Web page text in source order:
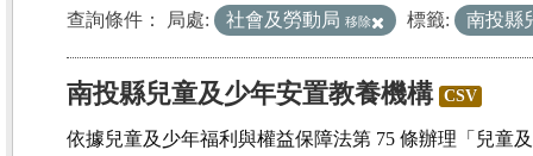
查詢條件： 局處: 社會及勞動局 移除 標籤: 南投縣
南投縣兒童及少年安置教養機構 CSV
依據兒童及少年福利與權益保障法第 75 條辦理「兒童